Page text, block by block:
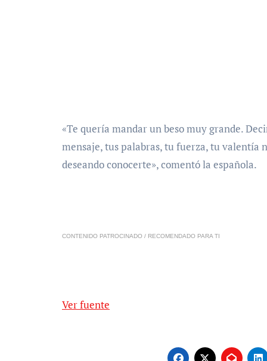
«Te quería mandar un beso muy grande.
mensaje, tus palabras, tu fuerza, tu valentía
deseando conocerte», comentó la española.
CONTENIDO PATROCINADO / RECOMENDADO PARA TI
Ver fuente